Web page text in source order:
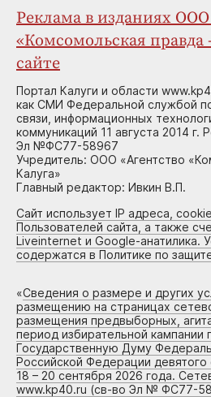
Реклама в изданиях ООО
«Комсомольская правда
сайте
Портал Калуги и области
как СМИ Федеральной службой
связи, информационных
коммуникаций 11 августа 2014 г.
Эл №ФС77-58967
Учредитель: ООО «Агентство
Калуга»
Главный редактор: Ивкин В.П.
Сайт использует IP адреса,
Пользователей сайта, а также
Liveinternet и Google-анатилика.
содержатся в Политике по
«Сведения о размере и других
размещению на страницах
размещения предвыборных,
период избирательной кампании
Государственную Думу
Российской Федерации девятого
18 – 20 сентября 2026 года.
www.kp40.ru (св-во Эл № ФС77-